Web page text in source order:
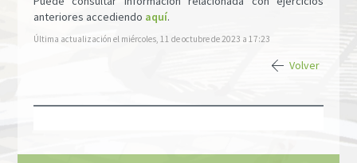
anteriores accediendo aquí.​
Última actualización el miércoles, 11 de octubre de 2023 a 17:23
Volver